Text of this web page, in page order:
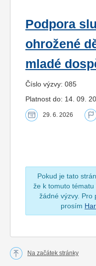
Podpora
ohrožené
mladé
Číslo výzvy: 085
Platnost do: 14. 09.
29. 6. 2026
Pokud je tato
že k tomuto
žádné výzvy. Pro
prosím
Na začátek stránky